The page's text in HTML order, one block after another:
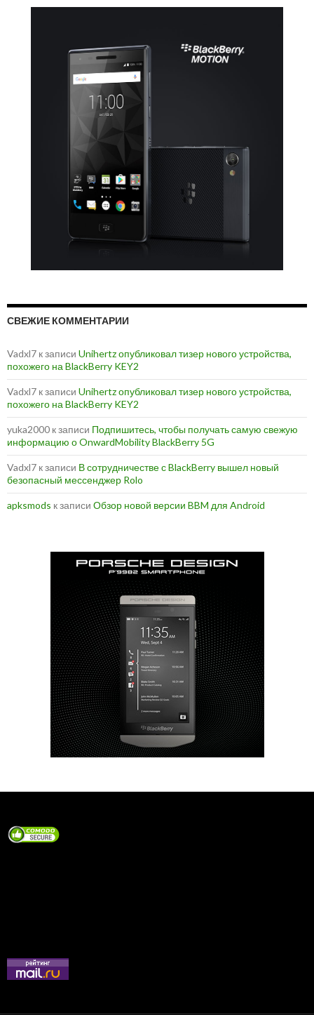
СВЕЖИЕ КОММЕНТАРИИ
Vadxl7 к записи Unihertz опубликовал тизер нового устройства,
похожего на BlackBerry KEY2
Vadxl7 к записи Unihertz опубликовал тизер нового устройства,
похожего на BlackBerry KEY2
yuka2000 к записи Подпишитесь, чтобы получать самую свежую
информацию о OnwardMobility BlackBerry 5G
Vadxl7 к записи В сотрудничестве с BlackBerry вышел новый
безопасный мессенджер Rolo
apksmods к записи Обзор новой версии BBM для Android